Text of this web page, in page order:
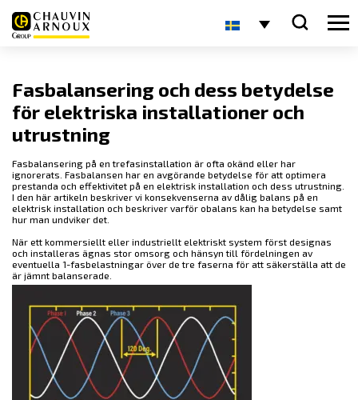
Fasbalansering och dess betydelse
för elektriska installationer och
utrustning
Fasbalansering på en trefasinstallation är ofta okänd eller har
ignorerats. Fasbalansen har en avgörande betydelse för att optimera
prestanda och effektivitet på en elektrisk installation och dess utrustning.
I den här artikeln beskriver vi konsekvenserna av dålig balans på en
elektrisk installation och beskriver varför obalans kan ha betydelse samt
hur man undviker det.
När ett kommersiellt eller industriellt elektriskt system först designas
och installeras ägnas stor omsorg och hänsyn till fördelningen av
eventuella 1-fasbelastningar över de tre faserna för att säkerställa att de
är jämnt balanserade.